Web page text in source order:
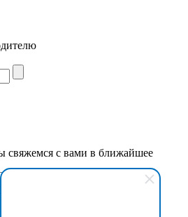
свяжемся с вами в ближайшее
сообщений